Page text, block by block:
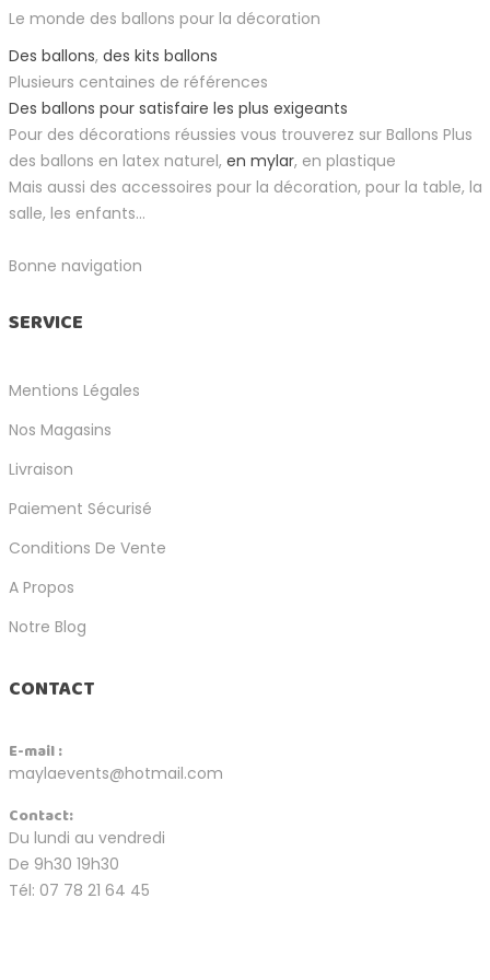
Le monde des ballons pour la décoration
Des ballons, des kits ballons
Plusieurs centaines de références
Des ballons pour satisfaire les plus exigeants
Pour des décorations réussies vous trouverez sur Ballons Plus
des ballons en latex naturel, en mylar, en plastique
Mais aussi des accessoires pour la décoration, pour la table, la
salle, les enfants...
Bonne navigation
SERVICE
Mentions Légales
Nos Magasins
Livraison
Paiement Sécurisé
Conditions De Vente
A Propos
Notre Blog
CONTACT
E-mail :
maylaevents@hotmail.com
Contact:
Du lundi au vendredi
De 9h30 19h30
Tél: 07 78 21 64 45